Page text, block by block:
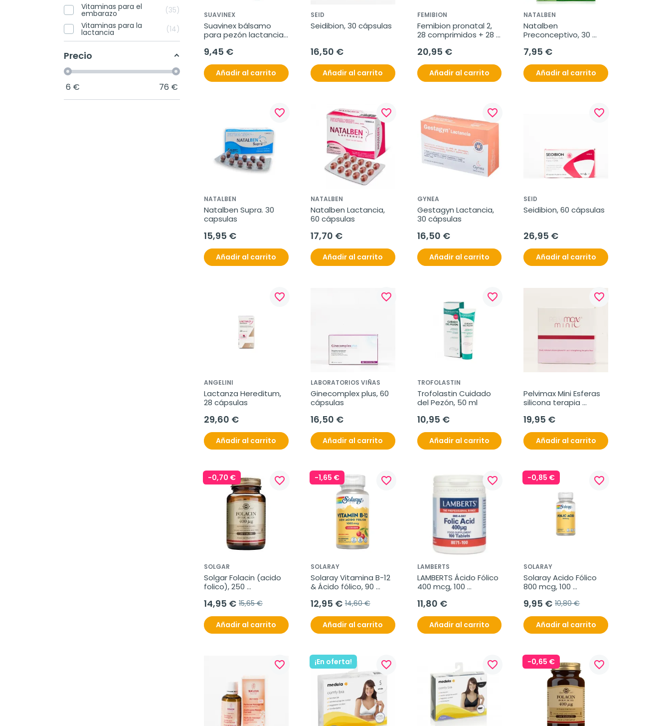
Vitaminas para el
embarazo
35
Vitaminas para la
lactancia 14
Precio
6 € 76 €
SUAVINEX
Suavinex bálsamo
para pezón lactancia,
9,45 €
Añadir al carrito
SEID
Seidibion, 30 cápsulas
16,50 €
Añadir al carrito
FEMIBION
Femibion pronatal 2,
28 comprimidos + 28
20,95 €
Añadir al carrito
NATALBEN
Natalben
Preconceptivo, 30
7,95 €
Añadir al carrito
favorite_border
NATALBEN
Natalben Supra. 30
capsulas
15,95 €
Añadir al carrito
favorite_border
NATALBEN
Natalben Lactancia,
60 cápsulas
17,70 €
Añadir al carrito
favorite_border
GYNEA
Gestagyn Lactancia,
30 cápsulas
16,50 €
Añadir al carrito
favorite_border
SEID
Seidibion, 60 cápsulas
26,95 €
Añadir al carrito
favorite_border
ANGELINI
Lactanza Hereditum,
28 cápsulas
29,60 €
Añadir al carrito
favorite_border
LABORATORIOS VIÑAS
Ginecomplex plus, 60
cápsulas
16,50 €
Añadir al carrito
favorite_border
TROFOLASTIN
Trofolastin Cuidado
del Pezón, 50 ml
10,95 €
Añadir al carrito
favorite_border
Pelvimax Mini Esferas
silicona terapia
19,95 €
Añadir al carrito
-0,70 € favorite_border
SOLGAR
Solgar Folacin (acido
folico), 250
14,95 € 15,65 €
Añadir al carrito
-1,65 € favorite_border
SOLARAY
Solaray Vitamina B-12
& Ácido fólico, 90
12,95 € 14,60 €
Añadir al carrito
favorite_border
LAMBERTS
LAMBERTS Ácido Fólico
400 mcg, 100
11,80 €
Añadir al carrito
-0,85 € favorite_border
SOLARAY
Solaray Acido Fólico
800 mcg, 100
9,95 € 10,80 €
Añadir al carrito
favorite_border ¡En oferta! favorite_border favorite_border -0,65 € favorite_border